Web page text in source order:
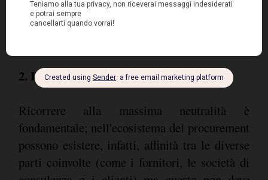
2. Indipendenza e obiettività
Ricorrere alla massima neutralità è
fondamentale; nell'ecosistema del procurement
possono esistere, infatti, affinità tra le diverse
parti coinvolte (come i fornitori, le società di